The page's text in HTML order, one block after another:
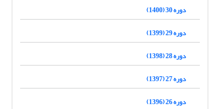
دوره 30 (1400)
دوره 29 (1399)
دوره 28 (1398)
دوره 27 (1397)
دوره 26 (1396)